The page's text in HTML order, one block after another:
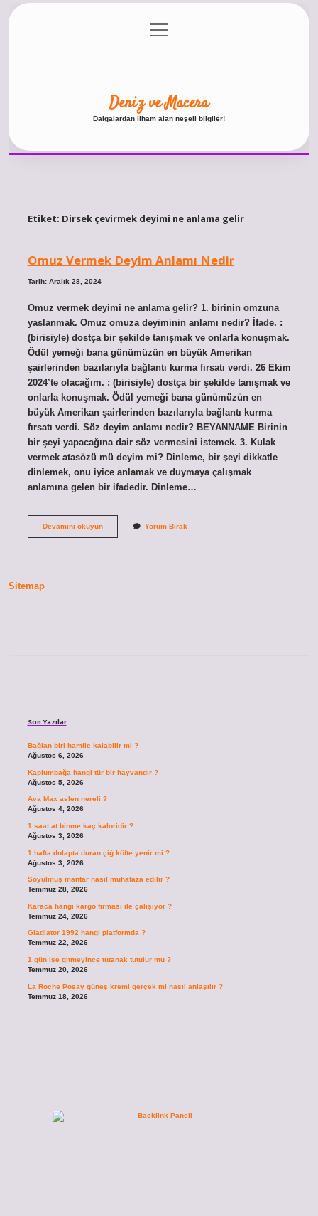
Gizlilik Politikası
menüyü
aç
Deniz ve Macera
Dalgalardan ilham alan neşeli bilgiler!
Etiket: Dirsek çevirmek deyimi ne anlama gelir
Omuz Vermek Deyim Anlamı Nedir
Tarih: Aralık 28, 2024
Omuz vermek deyimi ne anlama gelir? 1. birinin omzuna
yaslanmak. Omuz omuza deyiminin anlamı nedir? İfade. :
(birisiyle) dostça bir şekilde tanışmak ve onlarla konuşmak.
Ödül yemeği bana günümüzün en büyük Amerikan
şairlerinden bazılarıyla bağlantı kurma fırsatı verdi. 26 Ekim
2024’te olacağım. : (birisiyle) dostça bir şekilde tanışmak ve
onlarla konuşmak. Ödül yemeği bana günümüzün en
büyük Amerikan şairlerinden bazılarıyla bağlantı kurma
fırsatı verdi. Söz deyim anlamı nedir? BEYANNAME Birinin
bir şeyi yapacağına dair söz vermesini istemek. 3. Kulak
vermek atasözü mü deyim mi? Dinleme, bir şeyi dikkatle
dinlemek, onu iyice anlamak ve duymaya çalışmak
anlamına gelen bir ifadedir. Dinleme…
Devamını okuyunOmuz
Yorum Bırak
Sitemap
Son Yazılar
Bağlan biri hamile kalabilir mi ?
Ağustos 6, 2026
Kaplumbağa hangi tür bir hayvandır ?
Ağustos 5, 2026
Ava Max aslen nereli ?
Ağustos 4, 2026
1 saat at binme kaç kaloridir ?
Ağustos 3, 2026
1 hafta dolapta duran çiğ köfte yenir mi ?
Ağustos 3, 2026
Soyulmuş mantar nasıl muhafaza edilir ?
Temmuz 28, 2026
Karaca hangi kargo firması ile çalışıyor ?
Temmuz 24, 2026
Gladiator 1992 hangi platformda ?
Temmuz 22, 2026
1 gün işe gitmeyince tutanak tutulur mu ?
Temmuz 20, 2026
La Roche Posay güneş kremi gerçek mi nasıl anlaşılır ?
Temmuz 18, 2026